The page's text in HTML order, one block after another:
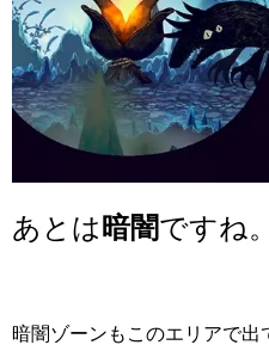
あとは暗闇ですね。
暗闇ゾーンもこのエリアで出